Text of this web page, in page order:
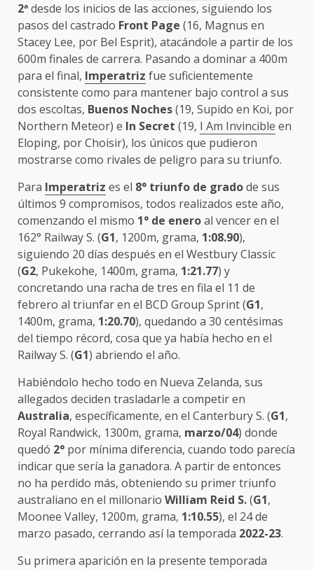
2ªdesde los inicios de las acciones, siguiendo los
pasos del castrado Front Page (16, Magnus en
Stacey Lee, por Bel Esprit), atacándole a partir de los
600m finales de carrera. Pasando a dominar a 400m
para el final, Imperatriz fue suficientemente
consistente como para mantener bajo control a sus
dos escoltas, Buenos Noches(19, Supido en Koi, por
Northern Meteor) e In Secret (19, I Am Invincible en
Eloping, por Choisir), los únicos que pudieron
mostrarse como rivales de peligro para su triunfo.
Para Imperatriz es el 8° triunfo de gradode sus
últimos 9 compromisos, todos realizados este año,
comenzando el mismo 1° de eneroal vencer en el
162° Railway S. (G1, 1200m, grama, 1:08.90),
siguiendo 20 días después en el Westbury Classic
(G2, Pukekohe, 1400m, grama, 1:21.77) y
concretando una racha de tres en fila el 11 de
febrero al triunfar en el BCD Group Sprint (G1,
1400m, grama, 1:20.70), quedando a 30 centésimas
del tiempo récord, cosa que ya había hecho en el
Railway S. (G1) abriendo el año.
Habiéndolo hecho todo en Nueva Zelanda, sus
allegados deciden trasladarle a competir en
Australia, específicamente, en el Canterbury S. (G1,
Royal Randwick, 1300m, grama, marzo/04) donde
quedó 2° por mínima diferencia, cuando todo parecía
indicar que sería la ganadora. A partir de entonces
no ha perdido más, obteniendo su primer triunfo
australiano en el millonario William Reid S.(G1,
Moonee Valley, 1200m, grama, 1:10.55), el 24 de
marzo pasado, cerrando así la temporada 2022-23.
Su primera aparición en la presente temporada